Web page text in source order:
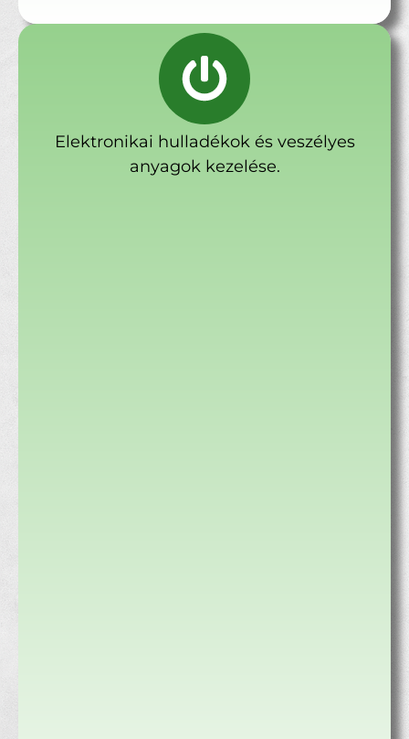
Elektronikai hulladékok és veszélyes
anyagok kezelése.